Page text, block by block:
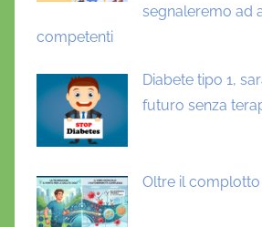
segnaleremo ad
competenti
Diabete tipo 1,
futuro senza
Oltre il complotto